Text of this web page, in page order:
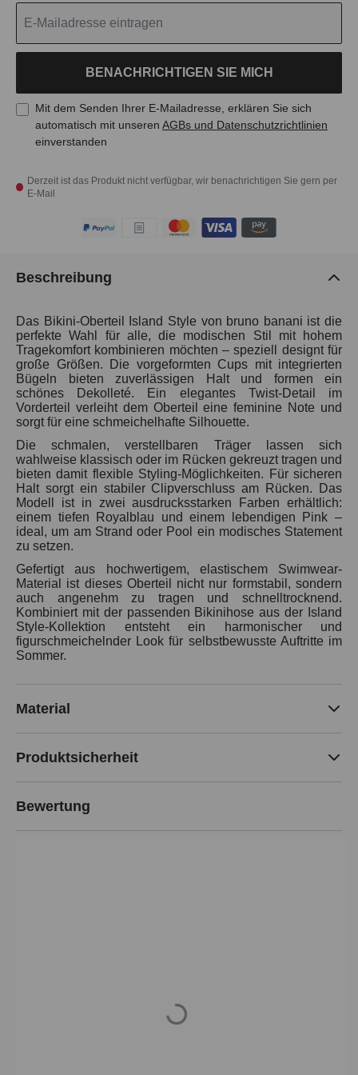
Derzeit ist das Produkt nicht verfügbar, wir benachrichtigen Sie gern per
E-Mail
BENACHRICHTIGEN SIE MICH
Mit dem Senden Ihrer E-Mailadresse, erklären Sie sich
automatisch mit unseren AGBs und Datenschutzrichtlinien
einverstanden
Beschreibung
Das Bikini-Oberteil Island Style von bruno banani ist die
perfekte Wahl für alle, die modischen Stil mit hohem
Tragekomfort kombinieren möchten – speziell designt für
große Größen. Die vorgeformten Cups mit integrierten
Bügeln bieten zuverlässigen Halt und formen ein
schönes Dekolleté. Ein elegantes Twist-Detail im
Vorderteil verleiht dem Oberteil eine feminine Note und
sorgt für eine schmeichelhafte Silhouette.
Die schmalen, verstellbaren Träger lassen sich
wahlweise klassisch oder im Rücken gekreuzt tragen und
bieten damit flexible Styling-Möglichkeiten. Für sicheren
Halt sorgt ein stabiler Clipverschluss am Rücken. Das
Modell ist in zwei ausdrucksstarken Farben erhältlich:
einem tiefen Royalblau und einem lebendigen Pink –
ideal, um am Strand oder Pool ein modisches Statement
zu setzen.
Gefertigt aus hochwertigem, elastischem Swimwear-
Material ist dieses Oberteil nicht nur formstabil, sondern
auch angenehm zu tragen und schnelltrocknend.
Kombiniert mit der passenden Bikinihose aus der Island
Style-Kollektion entsteht ein harmonischer und
figurschmeichelnder Look für selbstbewusste Auftritte im
Sommer.
Material
Produktsicherheit
Bewertung
Loading...